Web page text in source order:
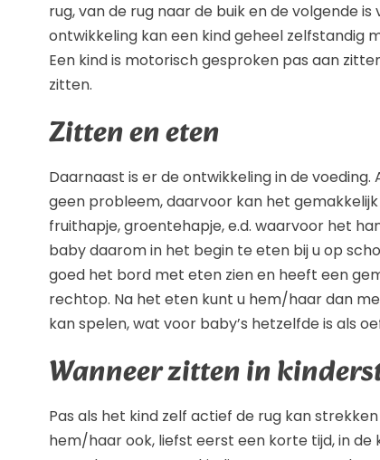
rug, van de rug naar de buik en de volgende
ontwikkeling kan een kind geheel zelfstandig
Een kind is motorisch gesproken pas aan
zitten.
Zitten en eten
Daarnaast is er de ontwikkeling in de
geen probleem, daarvoor kan het
fruithapje, groentehapje, e.d. waarvoor het
baby daarom in het begin te eten bij u op
goed het bord met eten zien en heeft een
rechtop. Na het eten kunt u hem/haar dan
kan spelen, wat voor baby’s hetzelfde is als
Wanneer zitten in
Pas als het kind zelf actief de rug kan
hem/haar ook, liefst eerst een korte tijd, in